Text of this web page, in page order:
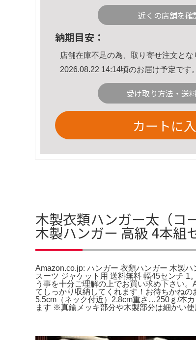
近くの店舗を確
納期目安：
店舗在庫不足の為、取り寄せ注文とな
2026.08.22 14:14頃のお届け予定です。
受け取り方法・送
カートに
木製衣類ハンガー太（コ
木製ハンガー 高級 4本組
Amazon.co.jp: ハンガー 衣類ハンガー 木製
スーツ ジャケット用 送料無料 幅45センチ
う事を十分ご理解の上でお買い求め下さい
てしっかり収納してくれます！お待ちかね
5.5cm（ネック付近）2.8cm重さ…250ｇ/本
ます ※真鍮メッキ部分や木製部分は細か